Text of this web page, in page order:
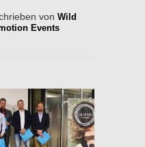
von Wild
Events